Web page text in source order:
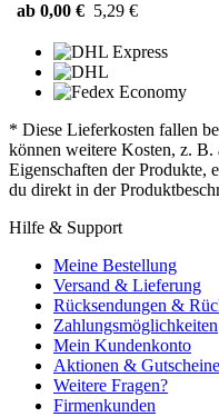
ab 0,00 € 5,29 €
* Diese Lieferkosten fallen
können weitere Kosten, z.
Eigenschaften der Produkte,
du direkt in der
Hilfe & Support
Meine Bestellung
Versand & Lieferung
Rücksendungen &
Zahlungsmöglichkeiten
Mein Kundenkonto
Aktionen & Gutscheine
Weitere Fragen?
Firmenkunden